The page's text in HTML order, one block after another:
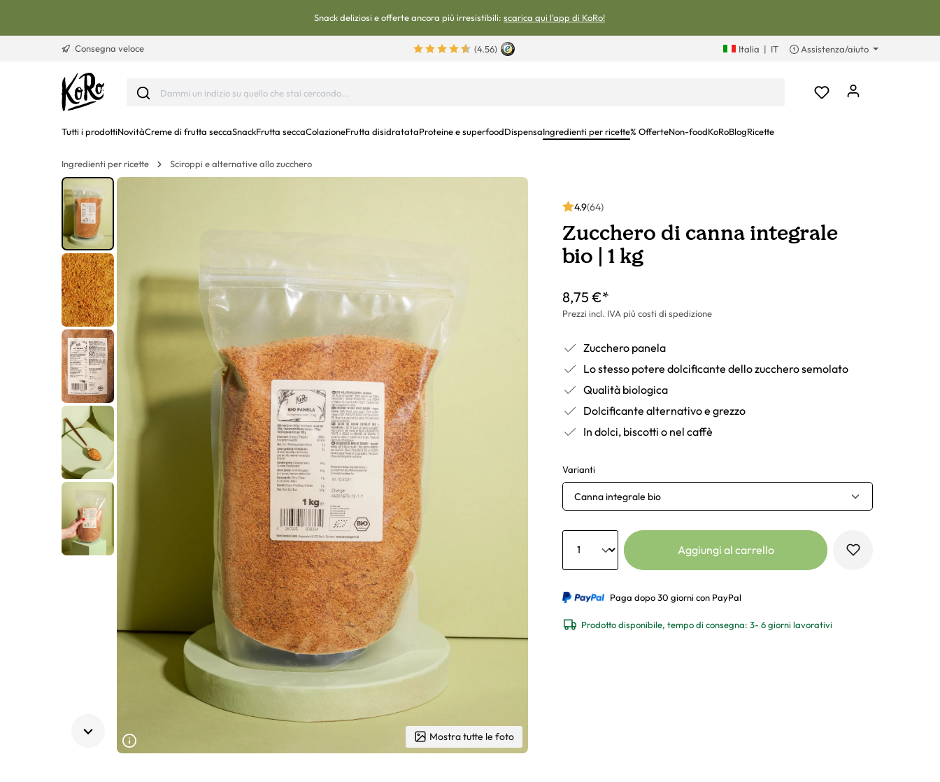
Snack deliziosi e offerte ancora più irresistibili: scarica qui l'app di KoRo!
Consegna veloce (4.56) Italia | IT Assistenza/aiuto
Tutti i prodottiNovitàCreme di frutta seccaSnackFrutta seccaColazioneFrutta disidratataProteine e superfoodDispensaIngredienti per ricette% OfferteNon-foodKoRoBlogRicette
Ingredienti per ricette Sciroppi e alternative allo zucchero
Mostra tutte le foto
4.9(64)
Zucchero di canna integrale
bio | 1 kg
8,75 €*
Prezzi incl. IVA più costi di spedizione
Zucchero panela
Lo stesso potere dolcificante dello zucchero semolato
Qualità biologica
Dolcificante alternativo e grezzo
In dolci, biscotti o nel caffè
Varianti
Canna integrale bio
Anzahl
Aggiungi al carrello
Paga dopo 30 giorni con PayPal
Prodotto disponibile, tempo di consegna: 3- 6 giorni lavorativi